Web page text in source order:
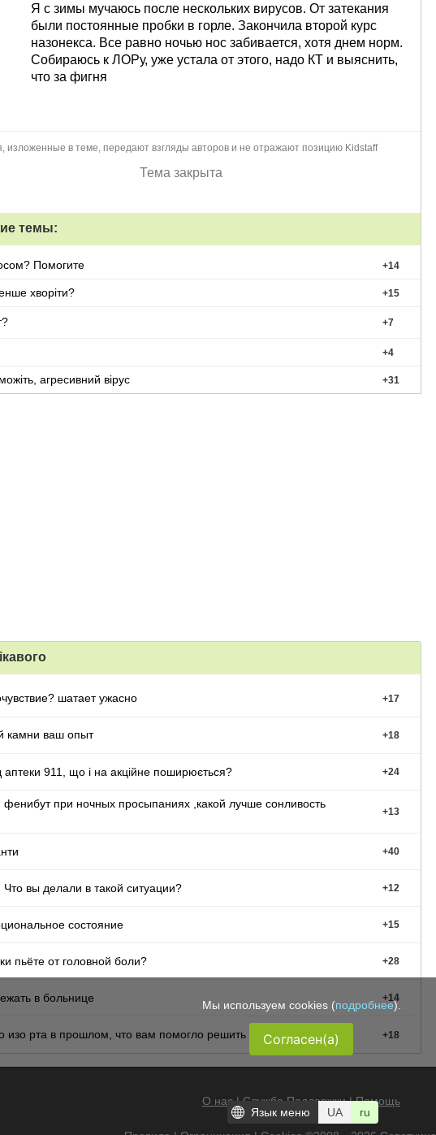
Я с зимы мучаюсь после нескольких вирусов. От затекания
были постоянные пробки в горле. Закончила второй курс
назонекса. Все равно ночью нос забивается, хотя днем норм.
Собираюсь к ЛОРу, уже устала от этого, надо КТ и выяснить,
что за фигня
изложенные в теме, передают взгляды авторов и не отражают позицию Kidstaff
Тема закрыта
темы:
Что с этим носом? Помогите +14
хворіти? +15
+7
+4
агресивний вірус +31
шатает ужасно +17
камни ваш опыт +18
911, що і на акційне поширюється? +24
при ночных просыпаниях ,какой лучше сонливость
+13
+40
вы делали в такой ситуации? +12
состояние +15
пьёте от головной боли? +28
в больнице +14
изо рта в прошлом, что вам помогло решить проблему? +18
О нас | Служба Поддержки|Помощь
Мы используем cookies (подробнее).
Согласен(а)
Язык меню UA ru